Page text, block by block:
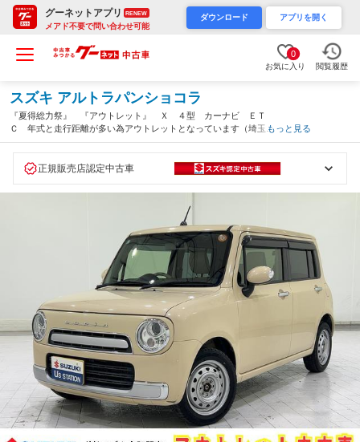
グーネットアプリ RENEW
メアド不要で問い合わせ可能
ダウンロード アプリを開く
0
お気に入り 閲覧履歴
スズキ アルトラパンショコラ
『夏得総力祭』 『アウトレット』 Ｘ ４型 カーナビ ＥＴ
Ｃ 年式と走行距離が多い為アウトレットとなっています（埼玉
県）
もっと見る
正規販売店認定中古車